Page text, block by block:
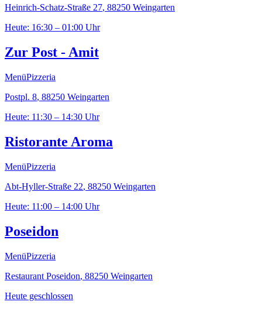
Heinrich-Schatz-Straße 27, 88250 Weingarten
Heute: 16:30 – 01:00 Uhr
Zur Post - Amit
MenüPizzeria
Postpl. 8, 88250 Weingarten
Heute: 11:30 – 14:30 Uhr
Ristorante Aroma
MenüPizzeria
Abt-Hyller-Straße 22, 88250 Weingarten
Heute: 11:00 – 14:00 Uhr
Poseidon
MenüPizzeria
Restaurant Poseidon, 88250 Weingarten
Heute geschlossen